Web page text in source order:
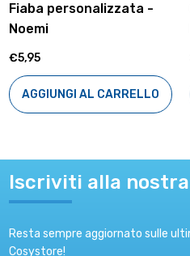
Fiaba personalizzata -
Noemi
€5,95
AGGIUNGI AL CARRELLO
Iscriviti alla
Resta sempre aggiornato sulle
Cosystore!